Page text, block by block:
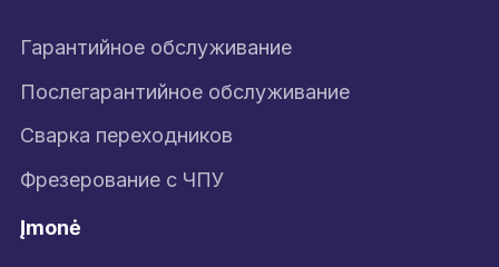
Гарантийное обслуживание
Послегарантийное обслуживание
Сварка переходников
Фрезерование с ЧПУ
Įmonė